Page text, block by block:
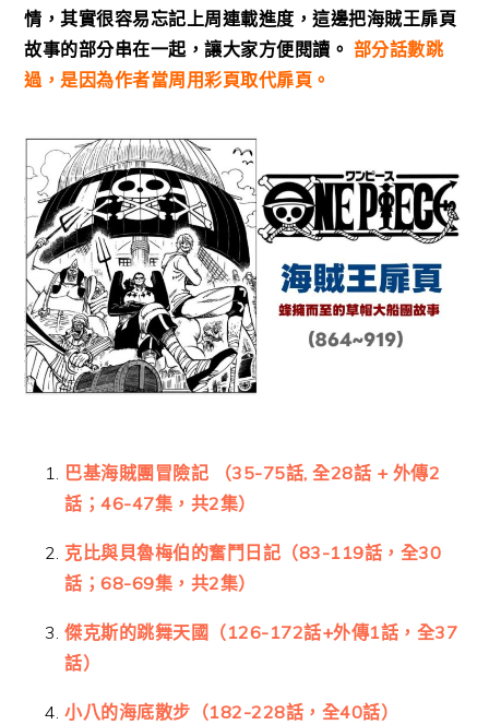
情，其實很容易忘記上周連載進度，這邊把海賊王扉頁
故事的部分串在一起，讓大家方便閱讀。 部分話數跳
過，是因為作者當周用彩頁取代扉頁。
巴基海賊團冒險記 （35-75話, 全28話 + 外傳2
話；46-47集，共2集）
克比與貝魯梅伯的奮鬥日記（83-119話，全30
話；68-69集，共2集）
傑克斯的跳舞天國（126-172話+外傳1話，全37
話）
小八的海底散步（182-228話，全40話）